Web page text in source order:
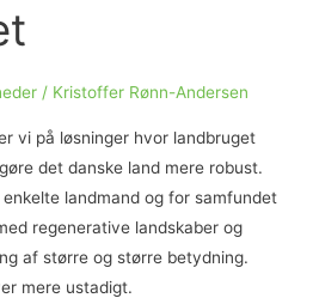
/ Kristoffer Rønn-Andersen
vi på løsninger hvor landbruget
det danske land mere robust.
landmand og for samfundet
regenerative landskaber og
af større og større betydning.
mere ustadigt.